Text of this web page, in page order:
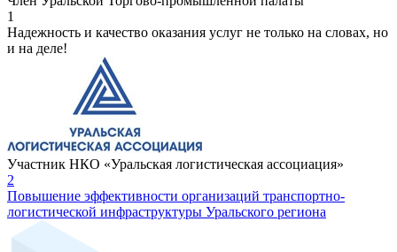
1
Надежность и качество оказания услуг не только на словах, но
и на деле!
Участник НКО «Уральская логистическая ассоциация»
2
Повышение эффективности организаций транспортно-
логистической инфраструктуры Уральского региона